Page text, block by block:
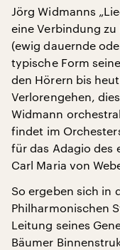
Jörg Widmanns
eine Verbindung
(ewig dauernde
typische Form
den Hörern bis
Verlorengehen,
Widmann
findet im
für das Adagio des
Carl Maria von
So ergeben sich in
Philharmonischen
Leitung seines
Bäumer